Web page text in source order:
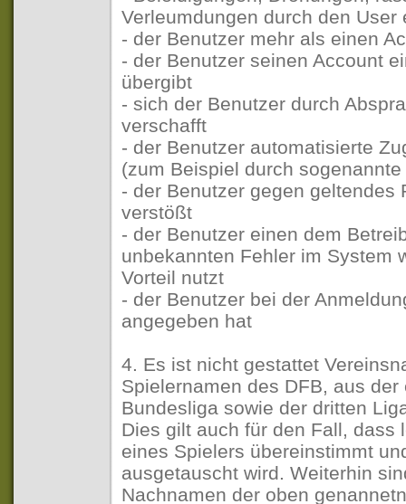
Verleumdungen durch den User
- der Benutzer mehr als einen
- der Benutzer seinen Account
übergibt
- sich der Benutzer durch
verschafft
- der Benutzer automatisierte
(zum Beispiel durch sogenannte
- der Benutzer gegen geltendes
verstößt
- der Benutzer einen dem
unbekannten Fehler im System
Vorteil nutzt
- der Benutzer bei der
angegeben hat
4. Es ist nicht gestattet
Spielernamen des DFB, aus
Bundesliga sowie der dritten
Dies gilt auch für den Fall, dass
eines Spielers übereinstimmt
ausgetauscht wird. Weiterhin
Nachnamen der oben